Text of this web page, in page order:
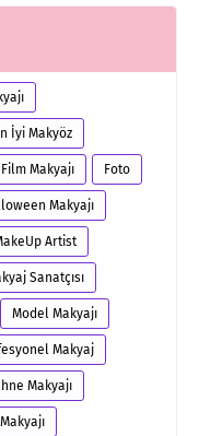
İyi Makyöz
Film Makyajı Foto
Makyajı
Artist
Sanatçısı
Model Makyajı
Makyaj
Makyajı